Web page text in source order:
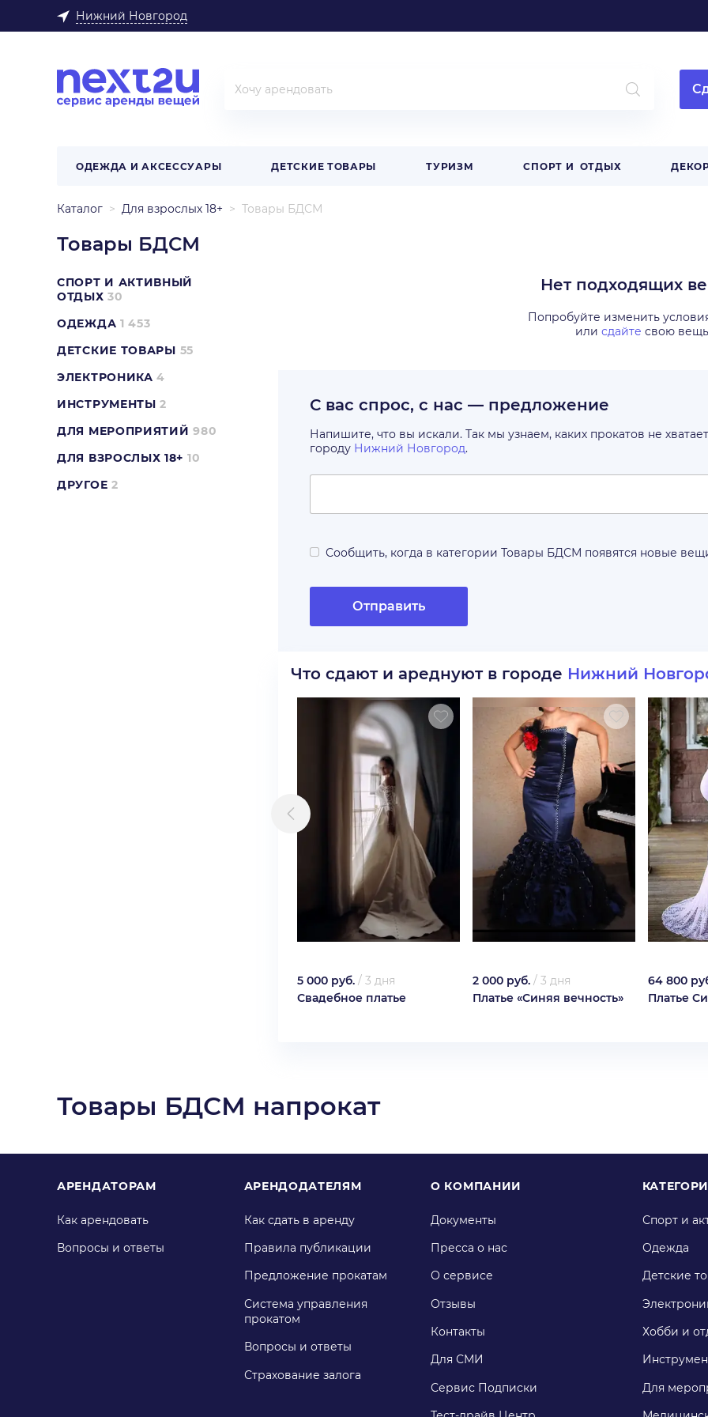
Нижний Новгород
ОДЕЖДА И АКСЕССУАРЫ ДЕТСКИЕ ТОВАРЫ ТУРИЗМ СПОРТ И ОТДЫХ
Каталог Для взрослых 18+ Товары БДСМ
Товары БДСМ
СПОРТ И АКТИВНЫЙ
ОТДЫХ 30
ОДЕЖДА 1 453
ДЕТСКИЕ ТОВАРЫ 55
ЭЛЕКТРОНИКА 4
ИНСТРУМЕНТЫ 2
ДЛЯ МЕРОПРИЯТИЙ 980
ДЛЯ ВЗРОСЛЫХ 18+ 10
ДРУГОЕ 2
Нет подходящих
Попробуйте изменить
или сдайте свою вещь
С вас спрос, с нас — предложение
Напишите, что вы искали. Так мы узнаем, каких прокатов не хватает
городу Нижний Новгород.
Сообщить, когда в категории Товары БДСМ появятся новые
Отправить
Что сдают и ареднуют в городе Нижний
5 000 руб. / 3 дня
Свадебное платье
2 000 руб. / 3 дня
Платье «Синяя вечность»
64 800
Платье
Товары БДСМ напрокат
АРЕНДАТОРАМ
Как арендовать
Вопросы и ответы
АРЕНДОДАТЕЛЯМ
Как сдать в аренду
Правила публикации
Предложение прокатам
Система управления
прокатом
Вопросы и ответы
Страхование залога
О КОМПАНИИ
Документы
Пресса о нас
О сервисе
Отзывы
Контакты
Для СМИ
Сервис Подписки
Спорт и
Одежда
Детские
Хобби и
Для